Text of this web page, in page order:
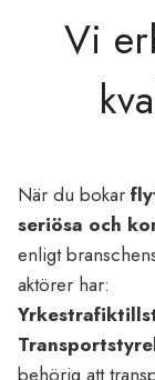
Vi
När du bokar
seriösa och
enligt
aktörer har:
behörig att